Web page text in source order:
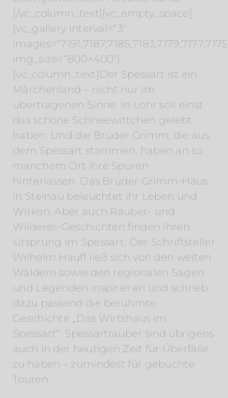
[/vc_column_text][vc_empty_space]
[vc_gallery interval=“3″
img_size=“800×400″]
[vc_column_text]Der Spessart ist ein
Märchenland – nicht nur im
übertragenen Sinne. In Lohr soll einst
das schöne Schneewittchen gelebt
haben. Und die Brüder Grimm, die aus
dem Spessart stammen, haben an so
manchem Ort ihre Spuren
hinterlassen. Das Brüder Grimm-Haus
in Steinau beleuchtet ihr Leben und
Wirken. Aber auch Räuber- und
Wilderer-Geschichten finden ihren
Ursprung im Spessart. Der Schriftsteller
Wilhelm Hauff ließ sich von den weiten
Wäldern sowie den regionalen Sagen
und Legenden inspirieren und schrieb
dazu passend die berühmte
Geschichte „Das Wirtshaus im
Spessart“. Spessarträuber sind übrigens
auch in der heutigen Zeit für Überfälle
zu haben – zumindest für gebuchte
Touren.